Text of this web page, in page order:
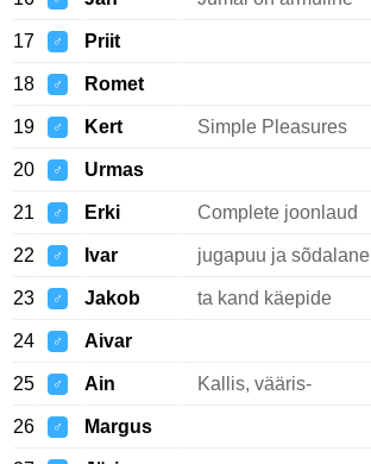
17 ♂ Priit
18 ♂ Romet
19 ♂ Kert Simple Pleasures
20 ♂ Urmas
21 ♂ Erki Complete joonlaud
22 ♂ Ivar jugapuu ja sõdalane
23 ♂ Jakob ta kand käepide
24 ♂ Aivar
25 ♂ Ain Kallis, vääris-
26 ♂ Margus